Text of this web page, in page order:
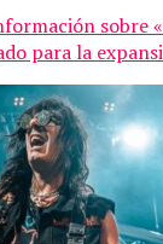
sobre
para la